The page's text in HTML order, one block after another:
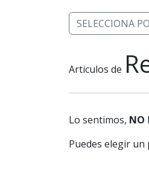
SELECCIONA
Articulos de
Lo sentimos, NO
Puedes elegir